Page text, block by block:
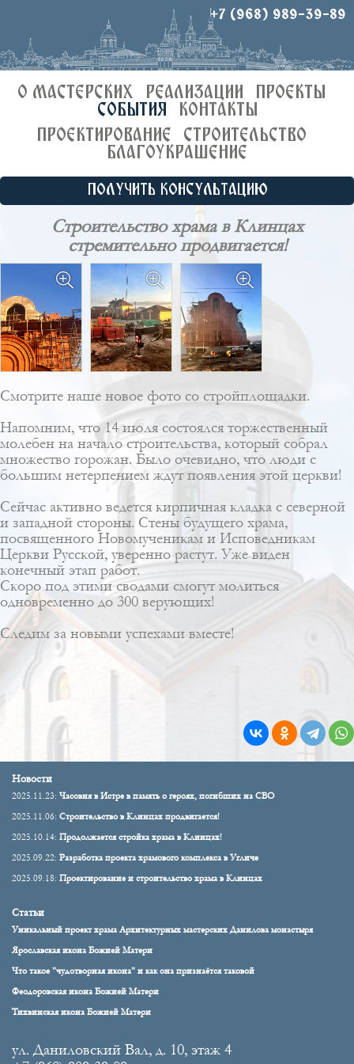
+7 (968) 989-39-89
О МАСТЕРСКИХ РЕАЛИЗАЦИИ
ПРОЕКТЫ
СОБЫТИЯ
КОНТАКТЫ
ПРОЕКТИРОВАНИЕ
СТРОИТЕЛЬСТВО
БЛАГОУКРАШЕНИЕ
ПОЛУЧИТЬ КОНСУЛЬТАЦИЮ
Строительство храма в Клинцах
стремительно продвигается!
Смотрите наше новое фото со стройплощадки.
Напомним, что 14 июля состоялся торжественный
молебен на начало строительства, который собрал
множество горожан. Было очевидно, что люди с
большим нетерпением ждут появления этой церкви!
Сейчас активно ведется кирпичная кладка с северной
и западной стороны. Стены будущего храма,
посвященного Новомученикам и Исповедникам
Церкви Русской, уверенно растут. Уже виден
конечный этап работ.
Скоро под этими сводами смогут молиться
одновременно до 300 верующих!
Следим за новыми успехами вместе!
Новости
2025.11.23: Часовня в Истре в память о героях, погибших на СВО
2025.11.06: Строительство в Клинцах продвигается!
2025.10.14: Продолжается стройка храма в Клинцах!
2025.09.22: Разработка проекта храмового комплекса в Угличе
2025.09.18: Проектирование и строительство храма в Клинцах
Статьи
Уникальный проект храма Архитектурных мастерских Данилова монастыря
Ярославская икона Божией Матери
Что такое "чудотворная икона" и как она признаётся таковой
Феодоровская икона Божией Матери
Тихвинская икона Божией Матери
ул. Даниловский Вал, д. 10, этаж 4